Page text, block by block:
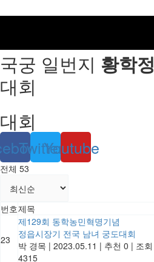
국궁 일번지 황학정
대회
대회
TwitterYoutube
전체 53
번호제목
23
제129회 동학농민혁명기념
정읍시장기 전국 남녀 궁도대회
박 경목 | 2023.05.11 | 추천 0 | 조회
4315